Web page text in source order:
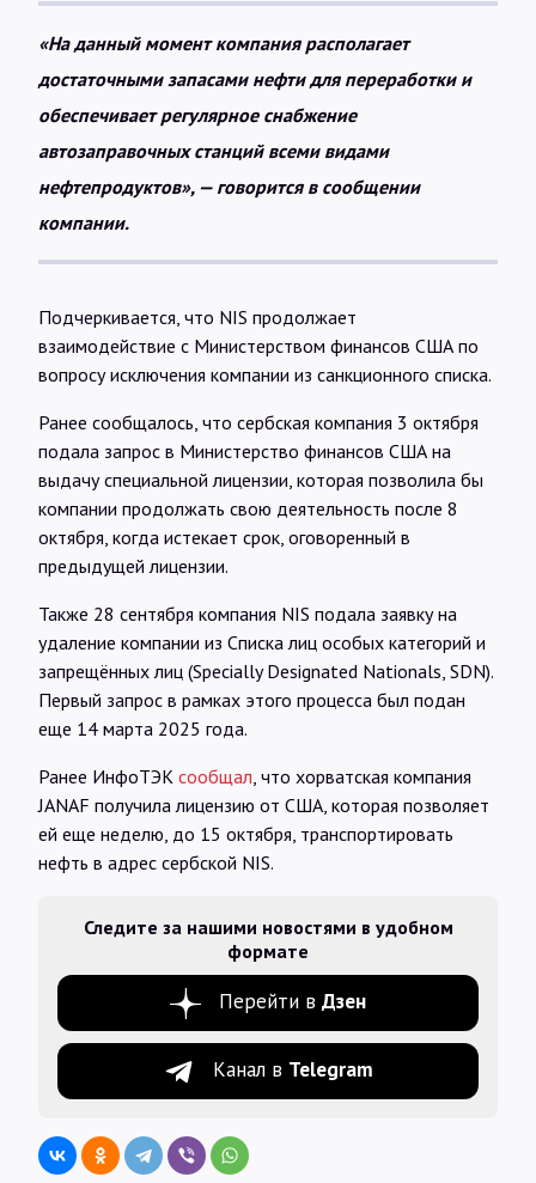
«На данный момент компания располагает
достаточными запасами нефти для переработки и
обеспечивает регулярное снабжение
автозаправочных станций всеми видами
нефтепродуктов», — говорится в сообщении
компании.
Подчеркивается, что NIS продолжает
взаимодействие с Министерством финансов США по
вопросу исключения компании из санкционного списка.
Ранее сообщалось, что сербская компания 3 октября
подала запрос в Министерство финансов США на
выдачу специальной лицензии, которая позволила бы
компании продолжать свою деятельность после 8
октября, когда истекает срок, оговоренный в
предыдущей лицензии.
Также 28 сентября компания NIS подала заявку на
удаление компании из Списка лиц особых категорий и
запрещённых лиц (Specially Designated Nationals, SDN).
Первый запрос в рамках этого процесса был подан
еще 14 марта 2025 года.
Ранее ИнфоТЭК сообщал, что хорватская компания
JANAF получила лицензию от США, которая позволяет
ей еще неделю, до 15 октября, транспортировать
нефть в адрес сербской NIS.
Следите за нашими новостями в удобном
формате
Перейти в Дзен
Канал в Telegram